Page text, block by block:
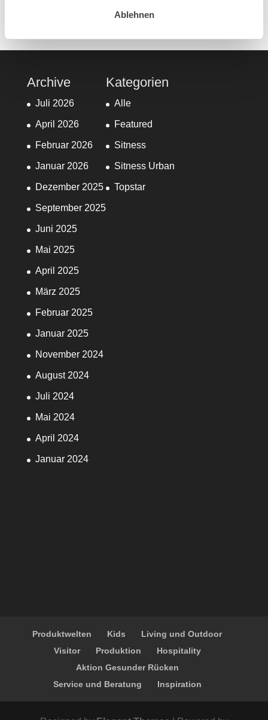
Ablehnen
Archive
Juli 2026
April 2026
Februar 2026
Januar 2026
Dezember 2025
September 2025
Juni 2025
Mai 2025
April 2025
März 2025
Februar 2025
Januar 2025
November 2024
August 2024
Juli 2024
Mai 2024
April 2024
Januar 2024
Kategorien
Alle
Featured
Sitness
Sitness Urban
Topstar
Produktwelten Kids
Living und Outdoor
Visitor
Produktion
Hospitality
Aktion Gesunder Rücken
Service und Beratung
Inspiration